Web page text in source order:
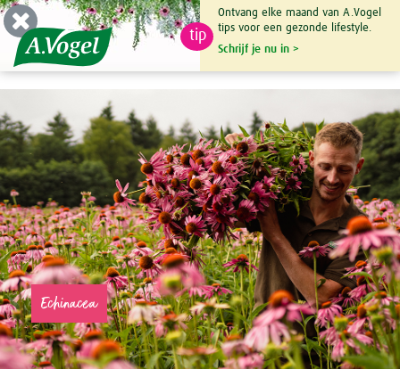
Echinacea
tip
Ontvang elke maand van A.Vogel
tips voor een gezonde lifestyle.
Schrijf je nu in >